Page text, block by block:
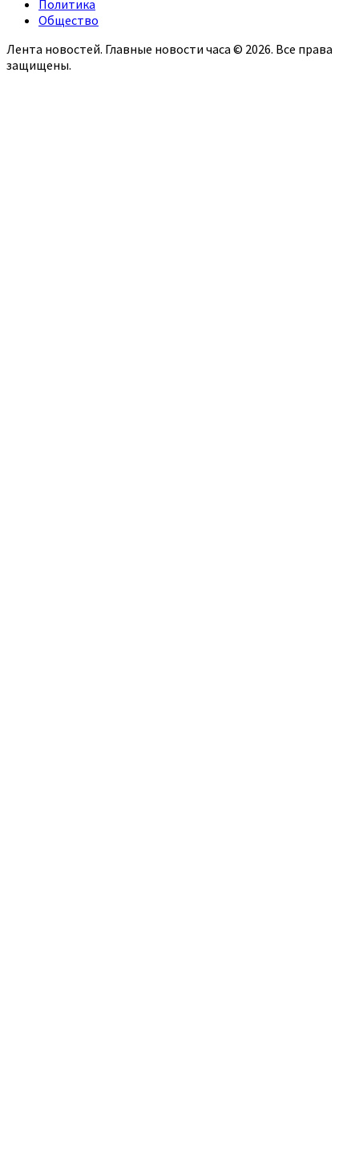
Политика
Общество
Лента новостей. Главные новости часа © 2026. Все права
защищены.